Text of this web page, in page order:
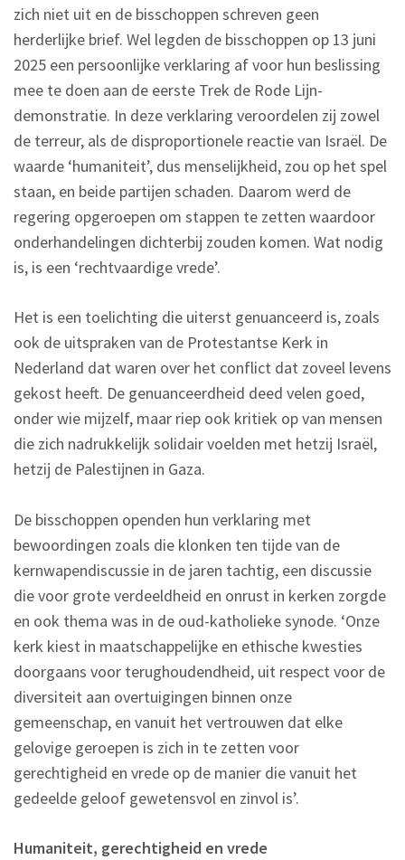
zich niet uit en de bisschoppen schreven geen
herderlijke brief. Wel legden de bisschoppen op 13 juni
2025 een persoonlijke verklaring af voor hun beslissing
mee te doen aan de eerste Trek de Rode Lijn-
demonstratie. In deze verklaring veroordelen zij zowel
de terreur, als de disproportionele reactie van Israël. De
waarde ‘humaniteit’, dus menselijkheid, zou op het spel
staan, en beide partijen schaden. Daarom werd de
regering opgeroepen om stappen te zetten waardoor
onderhandelingen dichterbij zouden komen. Wat nodig
is, is een ‘rechtvaardige vrede’.
Het is een toelichting die uiterst genuanceerd is, zoals
ook de uitspraken van de Protestantse Kerk in
Nederland dat waren over het conflict dat zoveel levens
gekost heeft. De genuanceerdheid deed velen goed,
onder wie mijzelf, maar riep ook kritiek op van mensen
die zich nadrukkelijk solidair voelden met hetzij Israël,
hetzij de Palestijnen in Gaza.
De bisschoppen openden hun verklaring met
bewoordingen zoals die klonken ten tijde van de
kernwapendiscussie in de jaren tachtig, een discussie
die voor grote verdeeldheid en onrust in kerken zorgde
en ook thema was in de oud-katholieke synode. ‘Onze
kerk kiest in maatschappelijke en ethische kwesties
doorgaans voor terughoudendheid, uit respect voor de
diversiteit aan overtuigingen binnen onze
gemeenschap, en vanuit het vertrouwen dat elke
gelovige geroepen is zich in te zetten voor
gerechtigheid en vrede op de manier die vanuit het
gedeelde geloof gewetensvol en zinvol is’.
Humaniteit, gerechtigheid en vrede